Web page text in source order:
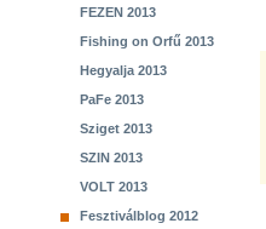
FEZEN 2013
Fishing on Orfű 2013
Hegyalja 2013
PaFe 2013
Sziget 2013
SZIN 2013
VOLT 2013
Fesztiválblog 2012